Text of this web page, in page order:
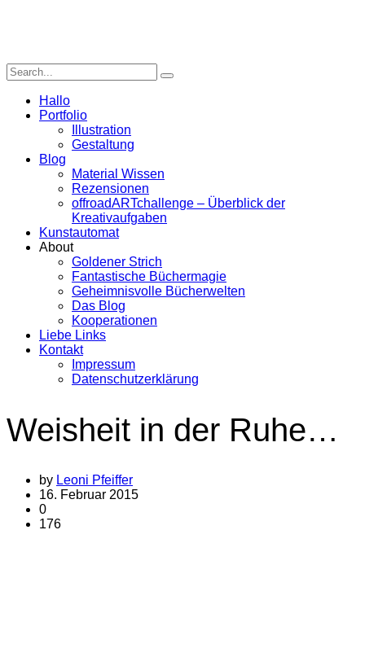
Hallo
Portfolio
Illustration
Gestaltung
Blog
Material Wissen
Rezensionen
offroadARTchallenge – Überblick der
Kreativaufgaben
Kunstautomat
About
Goldener Strich
Fantastische Büchermagie
Geheimnisvolle Bücherwelten
Das Blog
Kooperationen
Liebe Links
Kontakt
Impressum
Datenschutzerklärung
Weisheit in der Ruhe…
by Leoni Pfeiffer
16. Februar 2015
0
176